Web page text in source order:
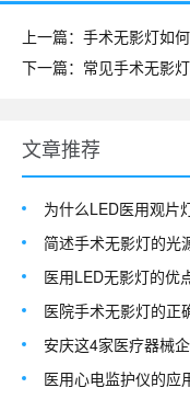
上一篇：手术无影灯如何
下一篇：常见手术无影
文章推荐
为什么LED医用观片
简述手术无影灯的光
医用LED无影灯的优
医院手术无影灯的正
安庆这4家医疗器械
医用心电监护仪的应